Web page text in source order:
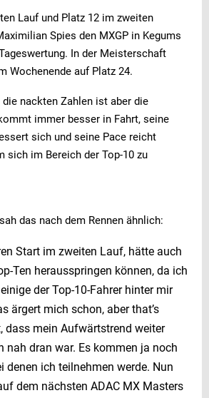
Lauf und Platz 12 im zweiten
Spies den MXGP in Kegums
In der Meisterschaft
Wochenende auf Platz 24.
nackten Zahlen ist aber die
immer besser in Fahrt, seine
sich und seine Pace reicht
sich im Bereich der Top-10 zu
das nach dem Rennen ähnlich:
Start im zweiten Lauf, hätte auch
Ten herausspringen können, da ich
der Top-10-Fahrer hinter mir
ärgert mich schon, aber that’s
dass mein Aufwärtstrend weiter
nah dran war. Es kommen ja noch
denen ich teilnehmen werde. Nun
dem nächsten ADAC MX Masters